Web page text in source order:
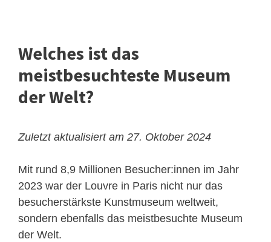
Welches ist das
meistbesuchteste Museum
der Welt?
Zuletzt aktualisiert am 27. Oktober 2024
Mit rund 8,9 Millionen Besucher:innen im Jahr
2023 war der Louvre in Paris nicht nur das
besucherstärkste Kunstmuseum weltweit,
sondern ebenfalls das meistbesuchte Museum
der Welt.